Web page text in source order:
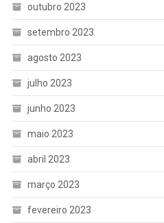
outubro 2023
setembro 2023
agosto 2023
julho 2023
junho 2023
maio 2023
abril 2023
março 2023
fevereiro 2023